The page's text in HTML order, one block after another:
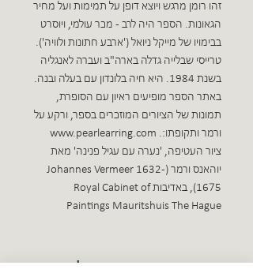
זהו רומן מרגש ויוצא דופן על תמימות ועל מחיר
הגאונות. הספר היה לרב - מכר עולמי, ויוסרט
בבימויו של מייקל ניואל ('ארבע חתונות ולוויה').
טרייסי שבלייה גדלה בארה"ב ועברה לאנגליה
בשנת 1984. היא חיה בלונדון עם בעלה ובנה.
באתר הספר מופיעים ראיון עם הסופרת,
תמונות של הציורים המוזכרים בספר, ורקע על
ורמר ותקופתו:. www.pearlearring.com
ציור העטיפה, 'נערה עם עגיל פנינה' מאת
יוהאנס ורמר (Johannes Vermeer 1632-
1675), באדיבות Royal Cabinet of
Paintings Mauritshuis The Hague